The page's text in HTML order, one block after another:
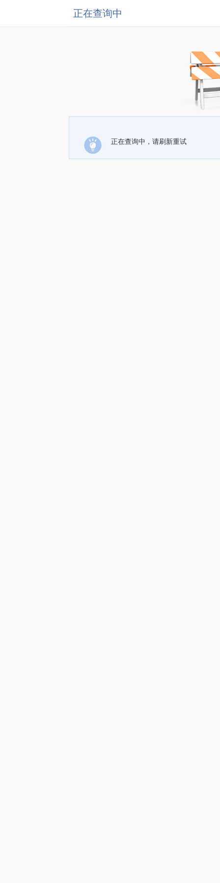
正在查询中
正在查询中，请刷新重试